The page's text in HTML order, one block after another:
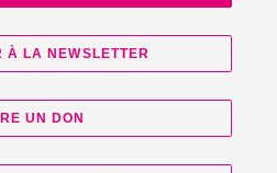
À LA NEWSLETTER
UN DON